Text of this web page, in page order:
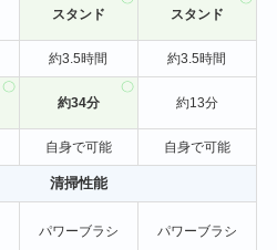
スタンド スタンド
約3.5時間 約3.5時間
約34分 約13分
自身で可能 自身で可能
清掃性能
パワーブラシ パワーブラシ